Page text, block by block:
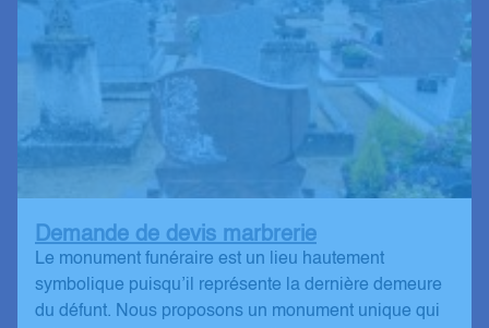
Demande de devis marbrerie
Le monument funéraire est un lieu hautement
symbolique puisqu’il représente la dernière demeure
du défunt. Nous proposons un monument unique qui